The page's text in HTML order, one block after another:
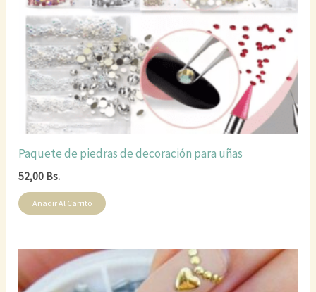
Paquete de piedras de decoración para uñas
52,00 Bs.
Añadir Al Carrito